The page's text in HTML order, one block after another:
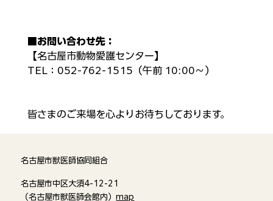
お問い合わせ先：
【名古屋市動物愛護センター】
TEL：052-762-1515（午前 10:00～）
皆さまのご来場を心よりお待ちしております。
名古屋市獣医師協同組合
名古屋市中区大須4-12-21
（名古屋市獣医師会館内）map